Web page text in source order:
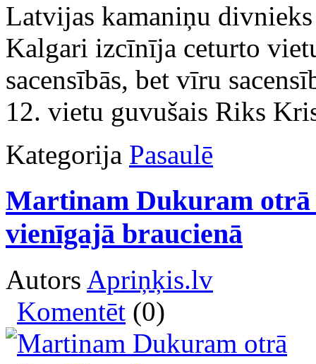
Latvijas kamaniņu
Kalgari izcīnīja ceturto
sacensībās, bet vīru
12. vietu guvušais Riks
Kategorija Pasaulē
Martinam Dukuram otrā
vienīgajā braucienā
Autors Apriņķis.lv
Komentēt (0)